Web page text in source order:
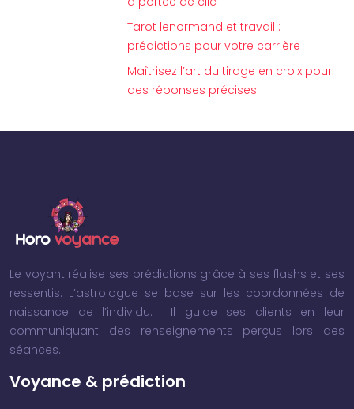
Tarot lenormand et travail :
prédictions pour votre carrière
Maîtrisez l’art du tirage en croix pour
des réponses précises
Le voyant réalise ses prédictions grâce à ses flashs et ses
ressentis. L’astrologue se base sur les coordonnées de
naissance de l’individu. Il guide ses clients en leur
communiquant des renseignements perçus lors des
séances.
Voyance & prédiction